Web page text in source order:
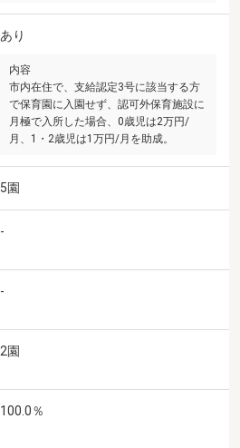
あり
内容
市内在住で、支給認定3号に該当する方
で保育園に入園せず、認可外保育施設に
月極で入所した場合、0歳児は2万円/
月、1・2歳児は1万円/月を助成。
5園
-
-
2園
100.0％